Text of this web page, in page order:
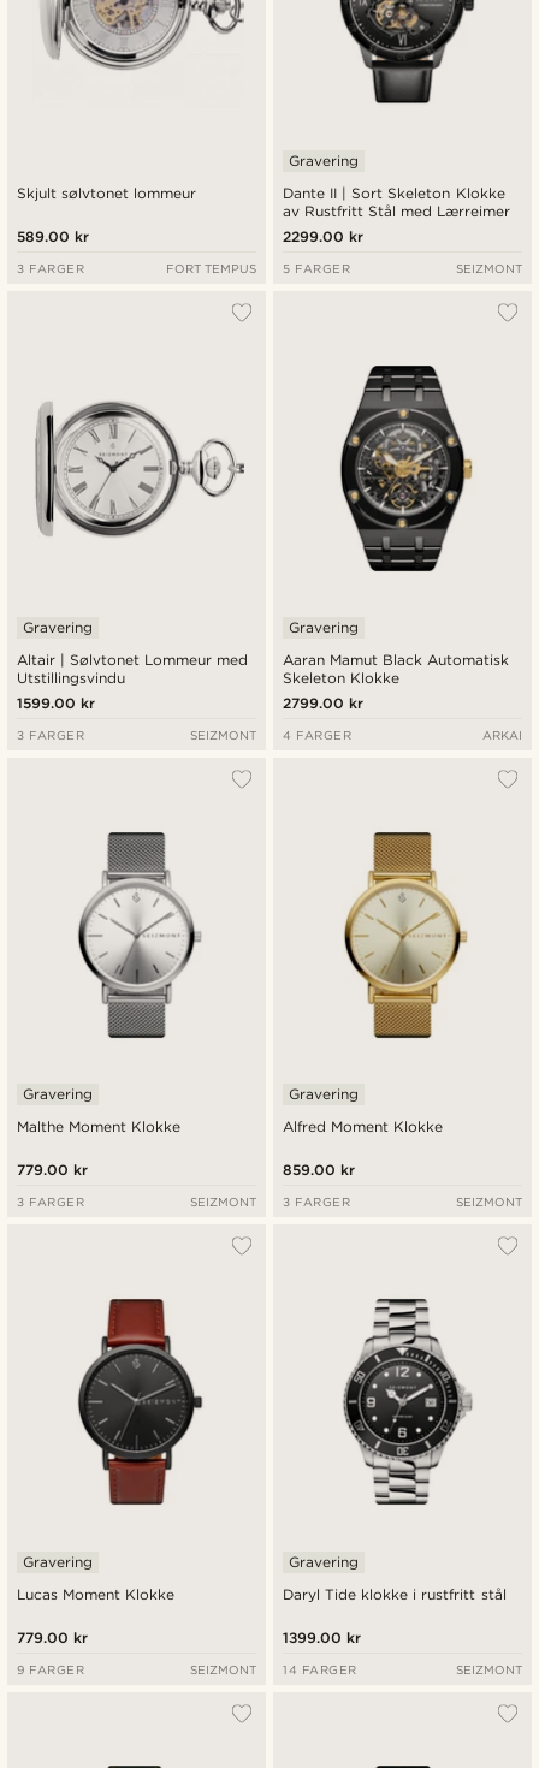
Skjult sølvtonet lommeur
589.00 kr
3 FARGER FORT TEMPUS
Dante II | Sort Skeleton Klokke
av Rustfritt Stål med Lærreimer
Gravering
2299.00 kr
5 FARGER SEIZMONT
Altair | Sølvtonet Lommeur med
Utstillingsvindu
Gravering
1599.00 kr
3 FARGER SEIZMONT
Aaran Mamut Black Automatisk
Skeleton Klokke
Gravering
2799.00 kr
4 FARGER ARKAI
Malthe Moment Klokke
Gravering
779.00 kr
3 FARGER SEIZMONT
Alfred Moment Klokke
Gravering
859.00 kr
3 FARGER SEIZMONT
Lucas Moment Klokke
Gravering
779.00 kr
9 FARGER SEIZMONT
Daryl Tide klokke i rustfritt stål
Gravering
1399.00 kr
14 FARGER SEIZMONT